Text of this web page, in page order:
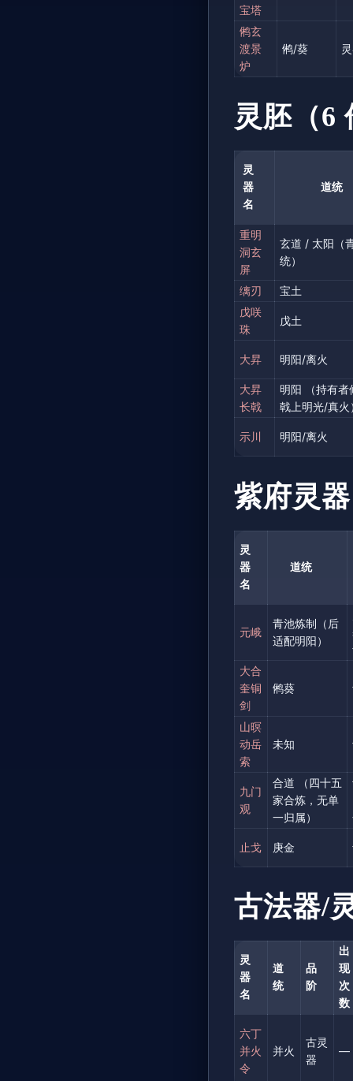
宝塔
鸺玄
渡景
炉
鸺/葵
灵胚（6
灵
器
名
道统
重明
洞玄
屏
玄道 / 太阳（
统）
缡刃
宝土
戊咲
珠
戊土
大昇 明阳/离火
大昇
长戟
明阳 （持有者
戟上明光/真火
示川 明阳/离火
紫府灵
灵
器
名
道统
元峨
青池炼制（后
适配明阳）
大合
奎铜
剑
鸺葵
山暝
动岳
索
未知
九门
观
合道 （四十五
家合炼，无单
一归属）
止戈 庚金
古法器/
灵
器
名
道
统
品
阶
出
现
次
数
六丁
并火
令
并火
古灵
器
—